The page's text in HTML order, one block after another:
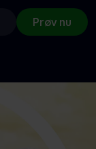
Prøv nu